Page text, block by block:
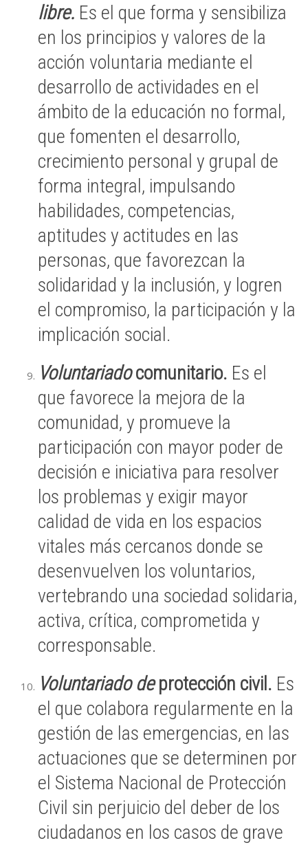
libre. Es el que forma y sensibiliza
en los principios y valores de la
acción voluntaria mediante el
desarrollo de actividades en el
ámbito de la educación no formal,
que fomenten el desarrollo,
crecimiento personal y grupal de
forma integral, impulsando
habilidades, competencias,
aptitudes y actitudes en las
personas, que favorezcan la
solidaridad y la inclusión, y logren
el compromiso, la participación y la
implicación social.
Voluntariadocomunitario. Es el
que favorece la mejora de la
comunidad, y promueve la
participación con mayor poder de
decisión e iniciativa para resolver
los problemas y exigir mayor
calidad de vida en los espacios
vitales más cercanos donde se
desenvuelven los voluntarios,
vertebrando una sociedad solidaria,
activa, crítica, comprometida y
corresponsable.
Voluntariado deprotección civil. Es
el que colabora regularmente en la
gestión de las emergencias, en las
actuaciones que se determinen por
el Sistema Nacional de Protección
Civil sin perjuicio del deber de los
ciudadanos en los casos de grave